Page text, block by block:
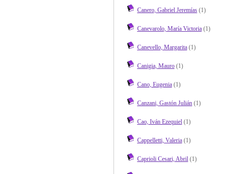
Canero, Gabriel Jeremías(1)
Canevarolo, María Victoria(1)
Canevello, Margarita(1)
Canigia, Mauro(1)
Cano, Eugenia(1)
Canzani, Gastón Julián(1)
Cao, Iván Ezequiel(1)
Cappelletti, Valeria(1)
Caprioli Cesari, Abril(1)